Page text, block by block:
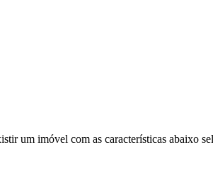
um imóvel com as características abaixo